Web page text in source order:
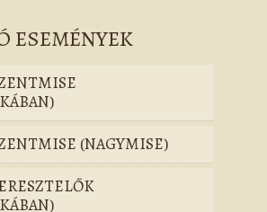
ESEMÉNYEK
(NAGYMISE)